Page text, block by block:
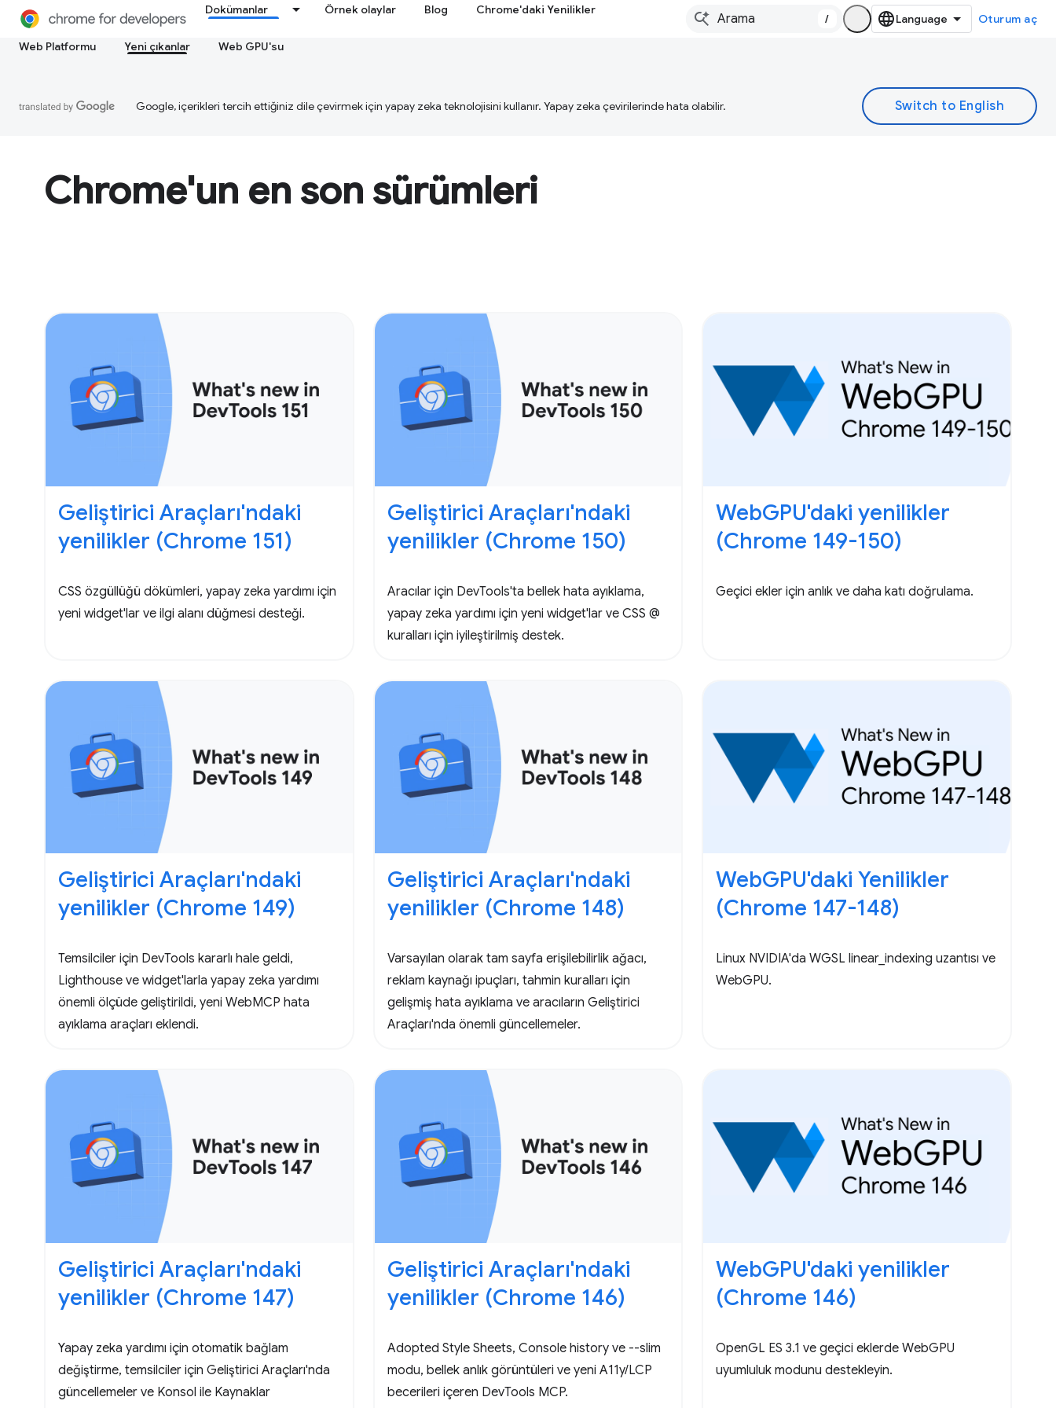
Dokümanlar Örnek olaylar Blog Chrome'daki Yenilikler
/
Oturum aç
Web Platformu
Yeni çıkanlar Web GPU'su
Google, içerikleri tercih ettiğiniz dile çevirmek için yapay zeka teknolojisini kullanır. Yapay zeka çevirilerinde hata olabilir.
Chrome'un en son sürümleri
Geliştirici Araçları'ndaki
yenilikler (Chrome 151)
CSS özgüllüğü dökümleri, yapay zeka yardımı için
yeni widget'lar ve ilgi alanı düğmesi desteği.
Geliştirici Araçları'ndaki
yenilikler (Chrome 150)
Aracılar için DevTools'ta bellek hata ayıklama,
yapay zeka yardımı için yeni widget'lar ve CSS @
kuralları için iyileştirilmiş destek.
WebGPU'daki yenilikler
(Chrome 149-150)
Geçici ekler için anlık ve daha katı doğrulama.
Geliştirici Araçları'ndaki
yenilikler (Chrome 149)
Temsilciler için DevTools kararlı hale geldi,
Lighthouse ve widget'larla yapay zeka yardımı
önemli ölçüde geliştirildi, yeni WebMCP hata
ayıklama araçları eklendi.
Geliştirici Araçları'ndaki
yenilikler (Chrome 148)
Varsayılan olarak tam sayfa erişilebilirlik ağacı,
reklam kaynağı ipuçları, tahmin kuralları için
gelişmiş hata ayıklama ve aracıların Geliştirici
Araçları'nda önemli güncellemeler.
WebGPU'daki Yenilikler
(Chrome 147-148)
Linux NVIDIA'da WGSL linear_indexing uzantısı ve
WebGPU.
Geliştirici Araçları'ndaki
yenilikler (Chrome 147)
Yapay zeka yardımı için otomatik bağlam
değiştirme, temsilciler için Geliştirici Araçları'nda
güncellemeler ve Konsol ile Kaynaklar
Geliştirici Araçları'ndaki
yenilikler (Chrome 146)
Adopted Style Sheets, Console history ve --slim
modu, bellek anlık görüntüleri ve yeni A11y/LCP
becerileri içeren DevTools MCP.
WebGPU'daki yenilikler
(Chrome 146)
OpenGL ES 3.1 ve geçici eklerde WebGPU
uyumluluk modunu destekleyin.